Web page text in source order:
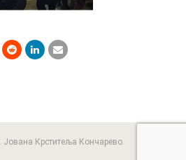
Крститеља Кончарево.